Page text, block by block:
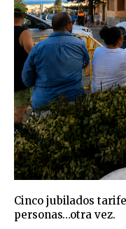
Cinco jubilados
personas…otra vez.